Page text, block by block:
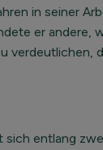
in seiner
er andere,
verdeutlichen,
entlang